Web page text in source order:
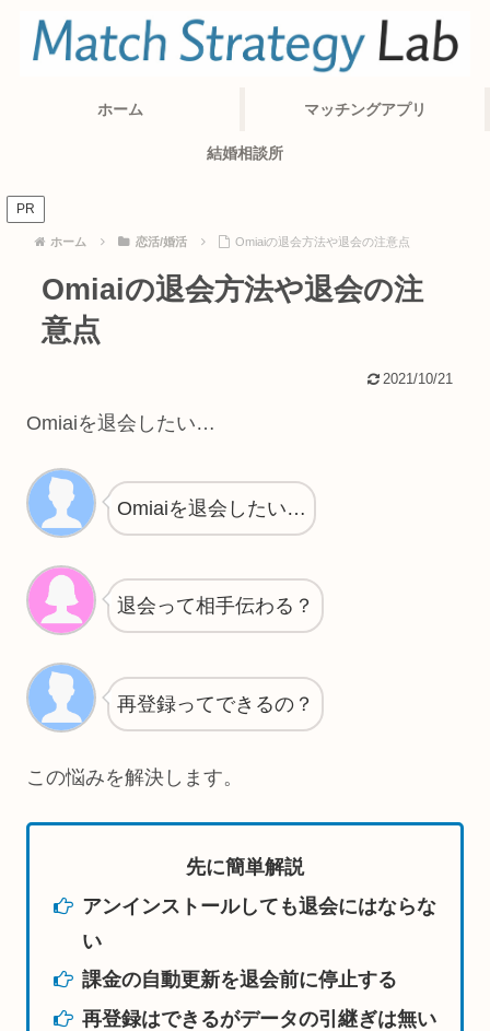
ホーム マッチングアプリ
結婚相談所
PR
ホーム 恋活/婚活 Omiaiの退会方法や退会の注意点
Omiaiの退会方法や退会の注
意点
2021/10/21
Omiaiを退会したい…
Omiaiを退会したい…
退会って相手伝わる？
再登録ってできるの？
この悩みを解決します。
先に簡単解説
アンインストールしても退会にはならな
い
課金の自動更新を退会前に停止する
再登録はできるがデータの引継ぎは無い